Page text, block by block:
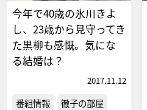
今年で40歳の氷川きよ
し、23歳から見守ってき
た黒柳も感慨。気にな
る結婚は？
2017.11.12
番組情報 徹子の部屋